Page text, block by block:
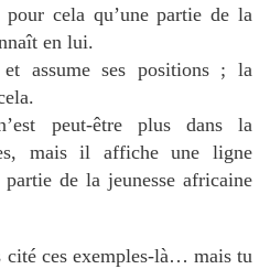
cela qu’une partie de la
en lui.
assume ses positions ; la
peut-être plus dans la
mais il affiche une ligne
de la jeunesse africaine
cité ces exemples-là… mais tu